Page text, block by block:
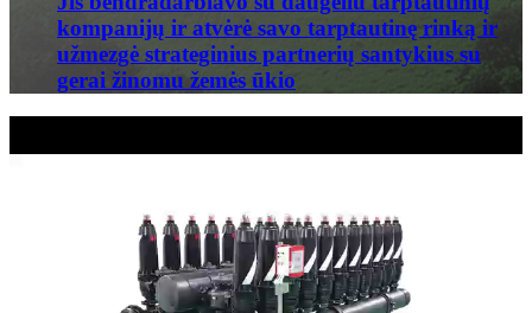
kompanijų ir atvėrė savo tarptautinę rinką ir
užmezgė strateginius partnerių santykius su
gerai žinomu žemės ūkio